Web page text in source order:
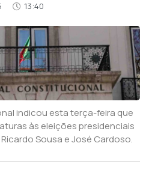
13:40
indicou esta terça-feira que
às eleições presidenciais
Sousa e José Cardoso.